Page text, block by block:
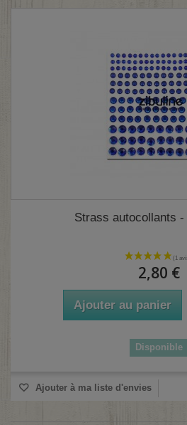
Strass autocollants -
2,80 €
Ajouter au panier
Disponible
Ajouter à ma liste d'envies